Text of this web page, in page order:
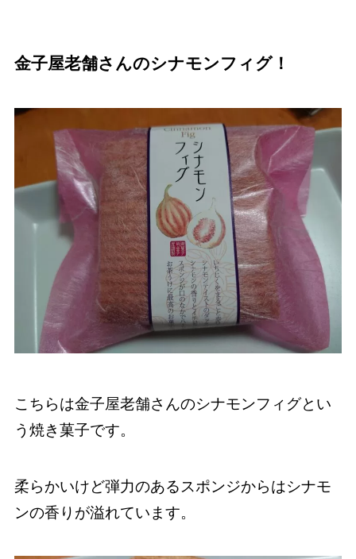
金子屋老舗さんのシナモンフィグ！
こちらは金子屋老舗さんのシナモンフィグとい
う焼き菓子です。
柔らかいけど弾力のあるスポンジからはシナモ
ンの香りが溢れています。